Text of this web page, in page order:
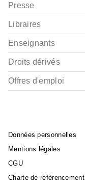
Presse
Libraires
Enseignants
Droits dérivés
Offres d'emploi
Données personnelles
Mentions légales
CGU
Charte de référencement